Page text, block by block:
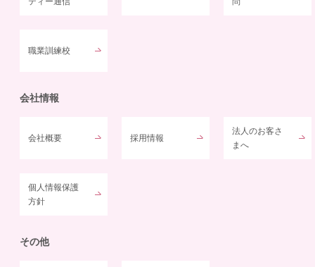
職業訓練校
会社情報
会社概要 採用情報
法人のお客さ
まへ
個人情報保護
方針
その他